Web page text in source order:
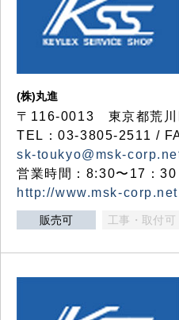
(株)丸進
〒116-0013 東京都荒川
TEL：03-3805-2511 /
sk-toukyo@msk-
営業時間：8:30〜17：
http://www.msk-corp.net
販売可 工事・取付可